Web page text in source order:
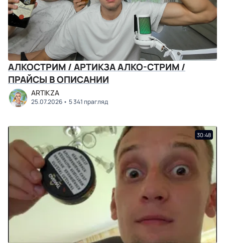
АЛКОСТРИМ / АРТИКЗА АЛКО-СТРИМ /
ПРАЙСЫ В ОПИСАНИИ
ARTIKZA
25.07.2026 5 341 прагляд
30:48